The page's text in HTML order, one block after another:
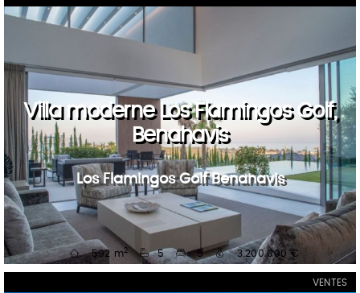
Villa moderne Los Flamingos Golf,
Benahavis
Los Flamingos Golf Benahavis
592 m2 5 5 3.200.000 €
VENTES